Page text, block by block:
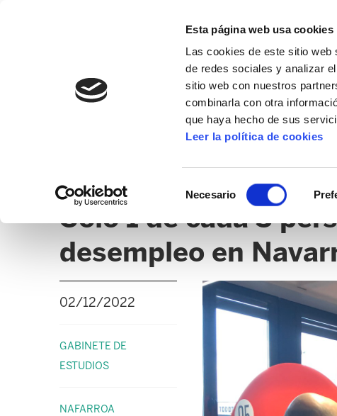
Esta página web usa cookies
Las cookies de este sitio web
de redes sociales y analizar
sitio web con nuestros
combinarla con otra
que haya hecho de sus
Leer la política de cookies
Necesario
Solo 1 de cada 3
desempleo en
02/12/2022
GABINETE DE
ESTUDIOS
NAFARROA